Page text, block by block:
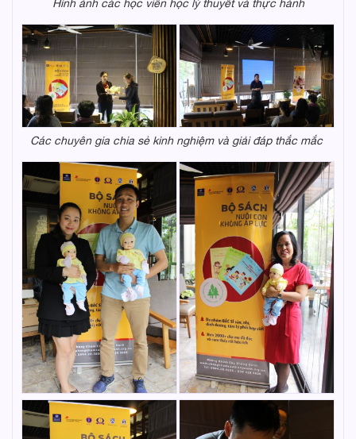
Hình ảnh các học viên học lý thuyết và thực hành
Các chuyên gia chia sẻ kinh nghiệm và giải đáp thắc mắc